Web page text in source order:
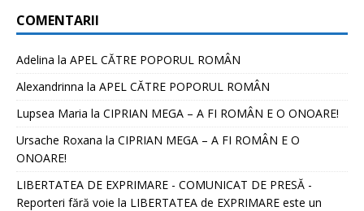
COMENTARII
Adelina la APEL CĂTRE POPORUL ROMÂN
Alexandrinna la APEL CĂTRE POPORUL ROMÂN
Lupsea Maria la CIPRIAN MEGA – A FI ROMÂN E O ONOARE!
Ursache Roxana la CIPRIAN MEGA – A FI ROMÂN E O
ONOARE!
LIBERTATEA DE EXPRIMARE - COMUNICAT DE PRESĂ -
Reporteri fără voie la LIBERTATEA de EXPRIMARE este un